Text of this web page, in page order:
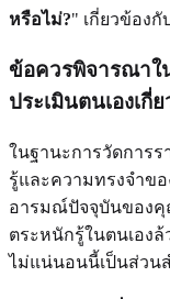
หรือไม่?" เกี่ยวข้อง
ข้อควรพิจารณาใ
ประเมินตนเองเกี่
ในฐานะการวัดการร
รู้และความทรงจำข
อารมณ์ปัจจุบันของคุ
ตระหนักรู้ในตนเอง
ไม่แน่นอนนี้เป็นส่วน